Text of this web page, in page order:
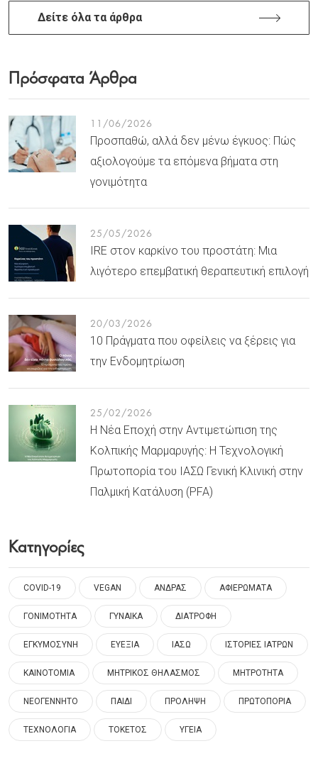
Δείτε όλα τα άρθρα
Πρόσφατα Άρθρα
11/06/2026
Προσπαθώ, αλλά δεν μένω έγκυος: Πώς
αξιολογούμε τα επόμενα βήματα στη
γονιμότητα
25/05/2026
IRE στον καρκίνο του προστάτη: Μια
λιγότερο επεμβατική θεραπευτική επιλογή
20/03/2026
10 Πράγματα που οφείλεις να ξέρεις για
την Ενδομητρίωση
25/02/2026
Η Νέα Εποχή στην Αντιμετώπιση της
Κολπικής Μαρμαρυγής: Η Τεχνολογική
Πρωτοπορία του ΙΑΣΩ Γενική Κλινική στην
Παλμική Κατάλυση (PFA)
Κατηγορίες
COVID-19 VEGAN ΑΝΔΡΑΣ ΑΦΙΕΡΩΜΑΤΑ
ΓΟΝΙΜΟΤΗΤΑ ΓΥΝΑΙΚΑ ΔΙΑΤΡΟΦΗ
ΕΓΚΥΜΟΣΥΝΗ ΕΥΕΞΙΑ ΙΑΣΩ ΙΣΤΟΡΙΕΣ ΙΑΤΡΩΝ
ΚΑΙΝΟΤΟΜΙΑ ΜΗΤΡΙΚΟΣ ΘΗΛΑΣΜΟΣ ΜΗΤΡΟΤΗΤΑ
ΝΕΟΓΕΝΝΗΤΟ ΠΑΙΔΙ ΠΡΟΛΗΨΗ ΠΡΩΤΟΠΟΡΙΑ
ΤΕΧΝΟΛΟΓΙΑ ΤΟΚΕΤΟΣ ΥΓΕΙΑ